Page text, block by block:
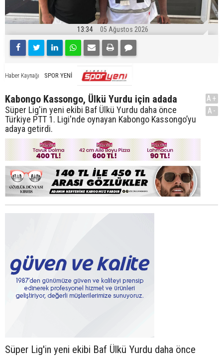
13:34 05 Ağustos 2026
Haber Kaynağı SPOR YENİ
Kabongo Kassongo, Ülkü Yurdu için adada
Süper Lig'in yeni ekibi Baf Ülkü Yurdu daha önce
Türkiye PTT 1. Ligi'nde oynayan Kabongo Kassongo’yu
adaya getirdi.
A+
A-
Süper Lig'in yeni ekibi Baf Ülkü Yurdu daha önce